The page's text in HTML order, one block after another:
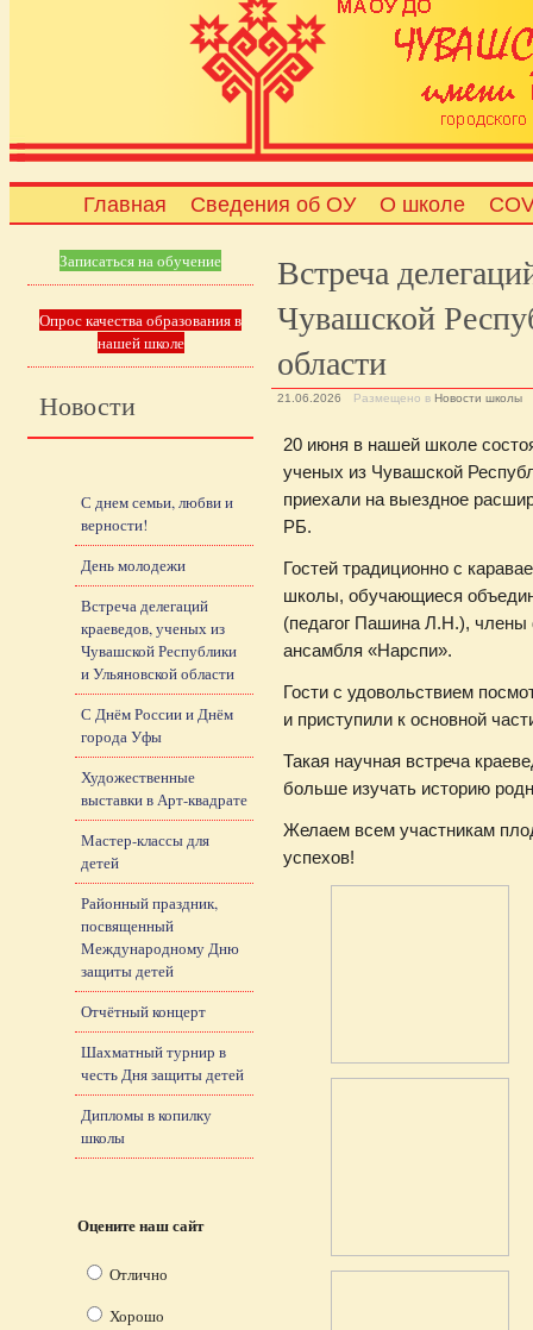
Главная Сведения об ОУ О школе
Встреча
Чувашской
области
21.06.2026 Размещено в Новости школы
20 июня в нашей школе
ученых из Чувашской
приехали на выездное
РБ.
Гостей традиционно с
школы, обучающиеся
(педагог Пашина Л.Н.), члены
ансамбля «Нарспи».
Гости с удовольствием
и приступили к основной
Такая научная встреча
больше изучать историю
Желаем всем участникам
успехов!
Записаться на обучение
Опрос качества образования в
нашей школе
Новости
С днем семьи, любви и
верности!
День молодежи
Встреча делегаций
краеведов, ученых из
Чувашской Республики
и Ульяновской области
С Днём России и Днём
города Уфы
Художественные
выставки в Арт-квадрате
Мастер-классы для
детей
Районный праздник,
посвященный
Международному Дню
защиты детей
Отчётный концерт
Шахматный турнир в
честь Дня защиты детей
Дипломы в копилку
школы
Оцените наш сайт
Отлично
Хорошо